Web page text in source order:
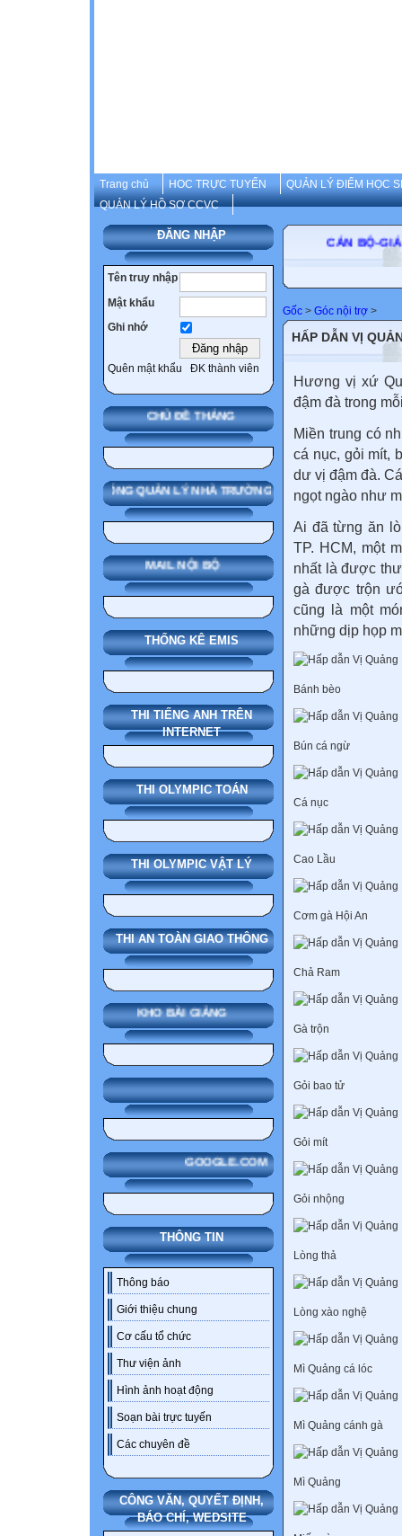
Trang chủ HOC TRỰC TUYẾN
QUẢN LÝ ĐIỂM HỌC
QUẢN LÝ HỒ SƠ CCVC
ĐĂNG NHẬP
Tên truy nhập
Mật khẩu
Ghi nhớ
Quên mật khẩu ĐK thành viên
CHỦ ĐỀ THÁNG
SMAS HỆ THỐNG QUẢN LÝ NHÀ TRƯỜNG
MAIL NỘI BỘ
THỐNG KÊ EMIS
THI TIẾNG ANH TRÊN
INTERNET
THI OLYMPIC TOÁN
THI OLYMPIC VẬT LÝ
THI AN TOÀN GIAO THÔNG
KHO BÀI GIẢNG
GOOGLE.COM
THÔNG TIN
Thông báo
Giới thiệu chung
Cơ cấu tổ chức
Thư viện ảnh
Hình ảnh hoạt động
Soạn bài trực tuyến
Các chuyên đề
CÔNG VĂN, QUYẾT ĐỊNH,
BÁO CHÍ, WEDSITE
CÁN
Gốc > Góc nội trợ >
HẤP DẪN VỊ
Hương vị xứ
đậm đà trong
Miền trung có
cá nục, gỏi mít,
dư vị đậm đà.
ngọt ngào như
Ai đã từng ăn
TP. HCM, một
nhất là được
gà được trộn
cũng là một
những dịp họp
Bánh bèo
Bún cá ngừ
Cá nục
Cao Lầu
Cơm gà Hội An
Chả Ram
Gà trộn
Gỏi bao tử
Gỏi mít
Gỏi nhộng
Lòng thả
Lòng xào nghệ
Mì Quảng cá lóc
Mì Quảng cánh gà
Mì Quảng